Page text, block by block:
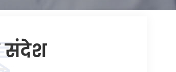
संदेश